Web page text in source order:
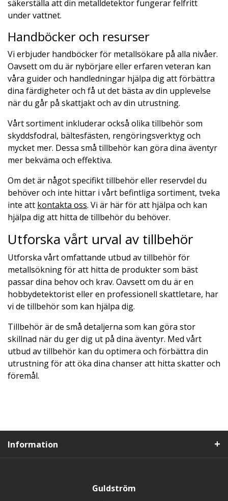
säkerställa att din metalldetektor fungerar felfritt
under vattnet.
Handböcker och resurser
Vi erbjuder handböcker för metallsökare på alla nivåer.
Oavsett om du är nybörjare eller erfaren veteran kan
våra guider och handledningar hjälpa dig att förbättra
dina färdigheter och få ut det bästa av din upplevelse
när du går på skattjakt och av din utrustning.
Vårt sortiment inkluderar också olika tillbehör som
skyddsfodral, bältesfästen, rengöringsverktyg och
mycket mer. Dessa små tillbehör kan göra dina äventyr
mer bekväma och effektiva.
Om det är något specifikt tillbehör eller reservdel du
behöver och inte hittar i vårt befintliga sortiment, tveka
inte att kontakta oss. Vi är här för att hjälpa och kan
hjälpa dig att hitta de tillbehör du behöver.
Utforska vårt urval av tillbehör
Utforska vårt omfattande utbud av tillbehör för
metallsökning för att hitta de produkter som bäst
passar dina behov och krav. Oavsett om du är en
hobbydetektorist eller en professionell skattletare, har
vi de tillbehör som kan hjälpa dig.
Tillbehör är de små detaljerna som kan göra stor
skillnad när du ger dig ut på dina äventyr. Med vårt
utbud av tillbehör kan du optimera och förbättra din
utrustning för att öka dina chanser att hitta skatter och
föremål.
Information
Guldström